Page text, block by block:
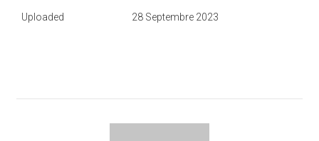
Uploaded 28 Septembre 2023